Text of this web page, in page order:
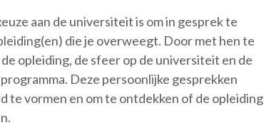
aan de universiteit is om in gesprek te
die je overweegt. Door met hen te
opleiding, de sfeer op de universiteit en de
Deze persoonlijke gesprekken
te vormen en om te ontdekken of de opleiding